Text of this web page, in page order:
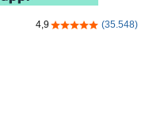
4,9 4,9 de 5 estrelas
(35.548)